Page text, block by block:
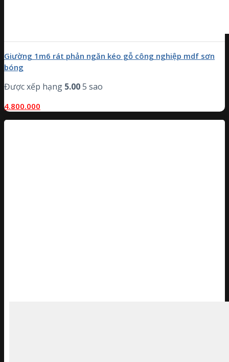
Giường 1m6 rát phản ngăn kéo gỗ công nghiệp mdf sơn
bóng
Được xếp hạng 5.005 sao
4.800.000